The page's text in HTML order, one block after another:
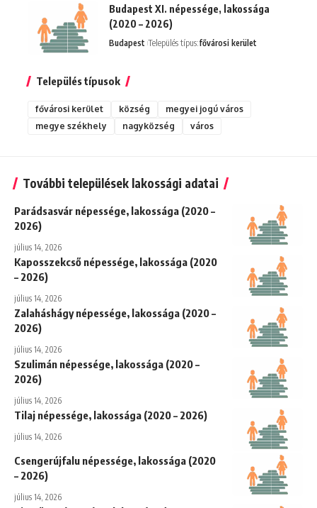
Budapest XI. népessége, lakossága
(2020 – 2026)
Budapest Település típus:fővárosi kerület
Település típusok
fővárosi kerület község
megyei jogú város
megye székhely
nagyközség város
További települések lakossági adatai
Parádsasvár népessége, lakossága (2020 –
2026)
július 14, 2026
Kaposszekcső népessége, lakossága (2020
– 2026)
július 14, 2026
Zalaháshágy népessége, lakossága (2020 –
2026)
július 14, 2026
Szulimán népessége, lakossága (2020 –
2026)
július 14, 2026
Tilaj népessége, lakossága (2020 – 2026)
július 14, 2026
Csengerújfalu népessége, lakossága (2020
– 2026)
július 14, 2026